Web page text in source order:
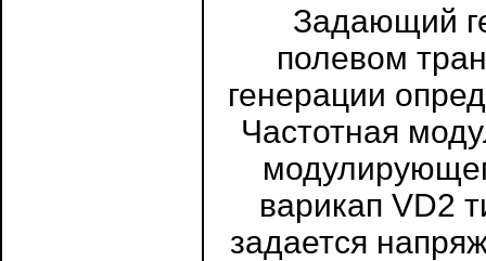
Задающий
полевом
генерации
Частотная
варикап VD2
задается